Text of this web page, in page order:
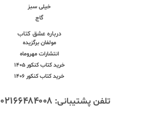
خیلی سبز
گاج
درباره عشق کتاب
مولفان برگزیده
انتشارات مهروماه
خرید کتاب کنکور 1405
خرید کتاب کنکور 1406
تلفن پشتیبانی: ۰۲۱۶۶۴۸۴۰۰۸